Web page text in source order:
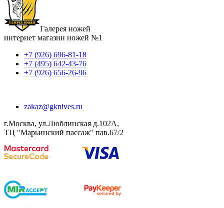
Галерея ножей
интернет магазин ножей №1
+7 (926) 696-81-18
+7 (495) 642-43-76
+7 (926) 656-26-96
zakaz@gknives.ru
г.Москва, ул.Люблинская д.102А,
ТЦ "Марьинский пассаж" пав.67/2